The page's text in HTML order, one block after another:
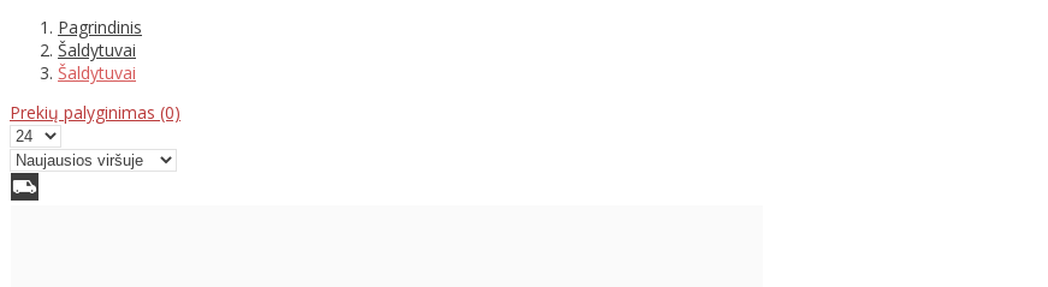
Pagrindinis
Šaldytuvai
Šaldytuvai
Prekių palyginimas (0)